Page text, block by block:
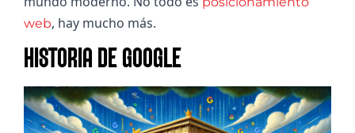
web, hay mucho más.
HISTORIA DE GOOGLE